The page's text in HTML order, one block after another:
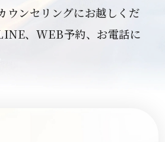
ウンセリングにお越しくだ
、WEB予約、お電話に